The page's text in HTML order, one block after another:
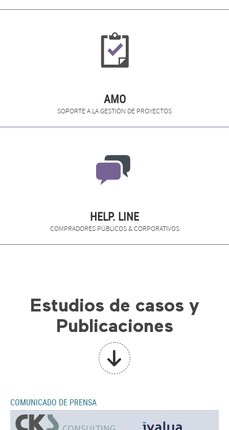
AMO
SOPORTE A LA GESTIÓN DE PROYECTOS
HELP. LINE
COMPRADORES PÚBLICOS & CORPORATIVOS
Estudios de casos y
Publicaciones
COMUNICADO DE PRENSA